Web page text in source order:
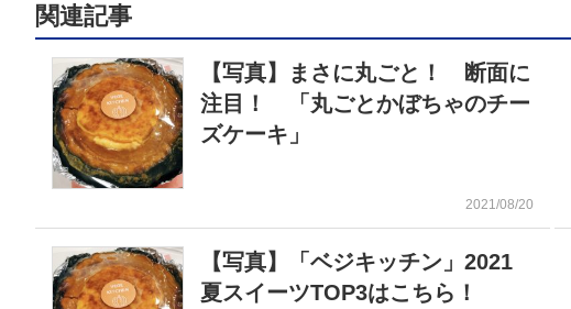
関連記事
【写真】まさに丸ごと！ 断面に
注目！ 「丸ごとかぼちゃのチー
ズケーキ」
2021/08/20
【写真】「ベジキッチン」2021
夏スイーツTOP3はこちら！